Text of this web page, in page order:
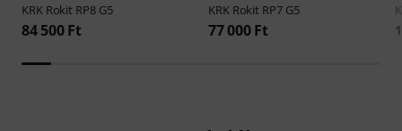
KRK Rokit RP8 G5
84 500 Ft
KRK Rokit RP7 G5
77 000 Ft